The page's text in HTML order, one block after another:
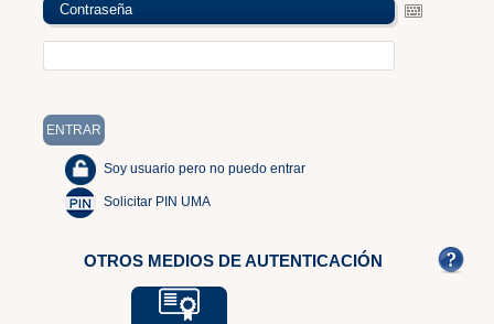
Contraseña
Soy usuario pero no puedo entrar
Solicitar PIN UMA
OTROS MEDIOS DE AUTENTICACIÓN